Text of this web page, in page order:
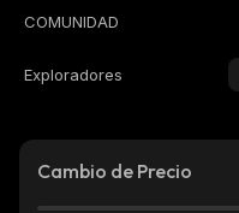
COMUNIDAD
Exploradores
Cambio de Precio